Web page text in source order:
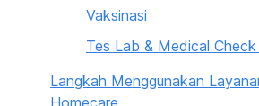
Vaksinasi
Tes Lab & Medical Check
Langkah Menggunakan
Homecare